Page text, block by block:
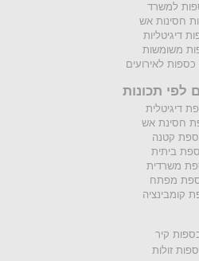
למשרד
חסינות אש
דיגיטליות
משומשות
לאירועים
לפי תכונות
דיגיטלית
חסינת אש
קטנה
ביתית
משרדית
מפתח
קומבינציה
קיר
זולות